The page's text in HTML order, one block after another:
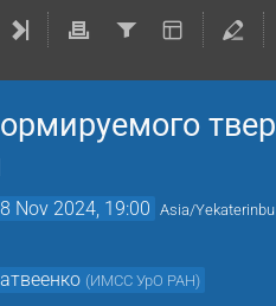
8 Nov 2024, 19:00 Asia/
(ИМСС УрО РАН)